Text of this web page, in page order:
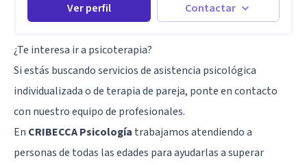
Ver perfil Contactar
¿Te interesa ir a psicoterapia?
Si estás buscando servicios de asistencia psicológica
individualizada o de terapia de pareja, ponte en contacto
con nuestro equipo de profesionales.
En CRIBECCA Psicología trabajamos atendiendo a
personas de todas las edades para ayudarlas a superar